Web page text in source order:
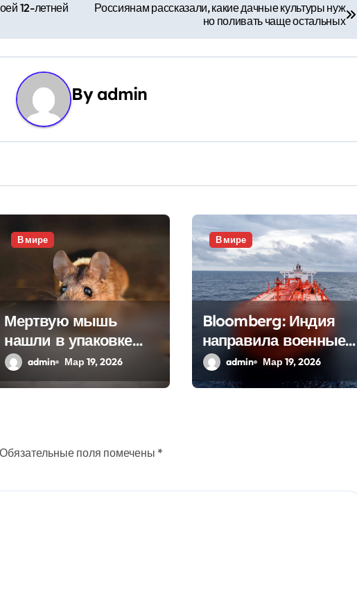
12-летней
Россиянам рассказали, какие дачные культуры нуж
но поливать чаще остальных
Byadmin
В мире
Мертвую мышь
нашли в упаковке
замороженной
фасоли в
admin Мар 19, 2026
В мире
Bloomberg: Индия
направила военные
корабли к
Ормузскому проливу
admin Мар 19, 2026
Обязательные поля помечены *